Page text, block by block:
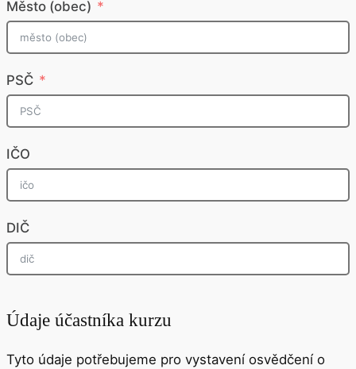
Město (obec)
PSČ
IČO
DIČ
Údaje účastníka kurzu
Tyto údaje potřebujeme pro vystavení osvědčení o